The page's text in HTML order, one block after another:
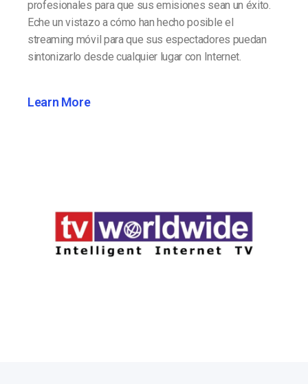
profesionales para que sus emisiones sean un éxito.
Eche un vistazo a cómo han hecho posible el
streaming móvil para que sus espectadores puedan
sintonizarlo desde cualquier lugar con Internet.
Learn More